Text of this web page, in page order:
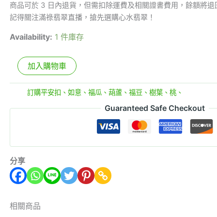
商品可於 3 日內退貨，但需扣除運費及相關證書費用，餘額將退
記得關注滿祿翡翠直播，搶先選購心水翡翠！
Availability: 1 件庫存
加入購物車
訂購平安扣、如意、福瓜、葫蘆、福豆、樹葉、桃、
Guaranteed Safe Checkout
分享
相關商品